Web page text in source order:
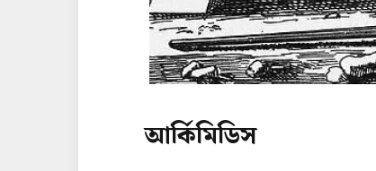
আর্কিমিডিস